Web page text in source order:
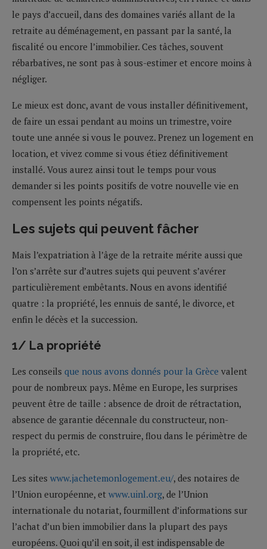
le pays d’accueil, dans des domaines variés allant de la
retraite au déménagement, en passant par la santé, la
fiscalité ou encore l’immobilier. Ces tâches, souvent
rébarbatives, ne sont pas à sous-estimer et encore moins à
négliger.
Le mieux est donc, avant de vous installer définitivement,
de faire un essai pendant au moins un trimestre, voire
toute une année si vous le pouvez. Prenez un logement en
location, et vivez comme si vous étiez définitivement
installé. Vous aurez ainsi tout le temps pour vous
demander si les points positifs de votre nouvelle vie en
compensent les points négatifs.
Les sujets qui peuvent fâcher
Mais l’expatriation à l’âge de la retraite mérite aussi que
l’on s’arrête sur d’autres sujets qui peuvent s’avérer
particulièrement embêtants. Nous en avons identifié
quatre : la propriété, les ennuis de santé, le divorce, et
enfin le décès et la succession.
1/ La propriété
Les conseils que nous avons donnés pour la Grèce valent
pour de nombreux pays. Même en Europe, les surprises
peuvent être de taille : absence de droit de rétractation,
absence de garantie décennale du constructeur, non-
respect du permis de construire, flou dans le périmètre de
la propriété, etc.
Les sites www.jachetemonlogement.eu/, des notaires de
l’Union européenne, et www.uinl.org, de l’Union
internationale du notariat, fourmillent d’informations sur
l’achat d’un bien immobilier dans la plupart des pays
européens. Quoi qu’il en soit, il est indispensable de